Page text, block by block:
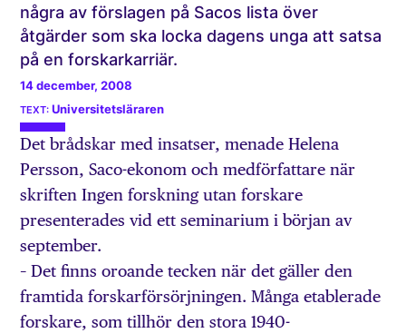
några av förslagen på Sacos lista över
åtgärder som ska locka dagens unga att satsa
på en forskarkarriär.
14 december, 2008
Universitetsläraren
Det brådskar med insatser, menade Helena
Persson, Saco-ekonom och medförfattare när
skriften Ingen forskning utan forskare
presenterades vid ett seminarium i början av
september.
– Det finns oroande tecken när det gäller den
framtida forskarförsörjningen. Många etablerade
forskare, som tillhör den stora 1940-